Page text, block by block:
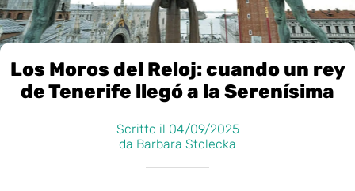
Los Moros del Reloj: cuando un rey
de Tenerife llegó a la Serenísima
Scritto il 04/09/2025
da Barbara Stolecka